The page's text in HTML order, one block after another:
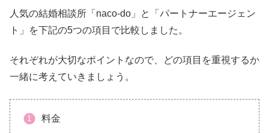
人気の結婚相談所「naco-do」と「パートナーエージェン
ト」を下記の5つの項目で比較しました。
それぞれが大切なポイントなので、どの項目を重視するか
一緒に考えていきましょう。
料金